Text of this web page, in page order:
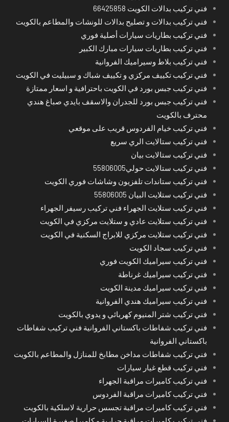
فني تركيب بدالات الكويت 66425858
فني تركيب بدالات و تصليح بدالات للونشات والمطاعم بالكويت
فني تركيب بطاريات سيارات أصلية فوري
فني تركيب بطاريات سيارات مبارك الكبير
فني تركيب بلاط وسيراميك الفروانية
فني تركيب تكييف مركزي و تكييف شباك و سبيليت في الكويت
فني تركيب جبس بورد في الكويت باحترافية و اسعار ممتازة
فني تركيب جبس بورد للجدران والاسقف بايدي صباغ هندي
محترف بالكويت
فني تركيب خيام الفردوس قريب على موقعي
فني تركيب ستالايت الري سريع
فني تركيب ستالايت بيان
فني تركيب ستالايت حولي55806005
فني تركيب ستاندات تلفزيون وشاشات فوري الكويت
فني تركيب ستلايت البيان 55806005
فني تركيب ستلايت الجهراء فني تركيب رسيفر الجهراء
فني تركيب ستلايت عادي و ستلايت مركزي في الكويت
فني تركيب ستلايت مركزي للابراج السكنية في الكويت
فني تركيب سجاد الكويت
فني تركيب سيراميك الكويت فوري
فني تركيب سيراميك غرناطة
فني تركيب سيراميك مدينة الكويت
فني تركيب سيراميك هندي الفروانية
فني تركيب شتر المنيوم كهربائي و يدوي بالكويت
فني تركيب شفاطات باكستاني الفروانية فني تركيب شفاطات
باكستاني الفروانية
فني تركيب شفاطات مداخن مطابخ للمنازل والمطاعم بالكويت
فني تركيب قطع غيار سيارات
فني تركيب كاميرات مراقبة الجهراء
فني تركيب كاميرات مراقبة الفردوس
فني تركيب كاميرات مراقبة تجسس حرارية لاسلكية بالكويت